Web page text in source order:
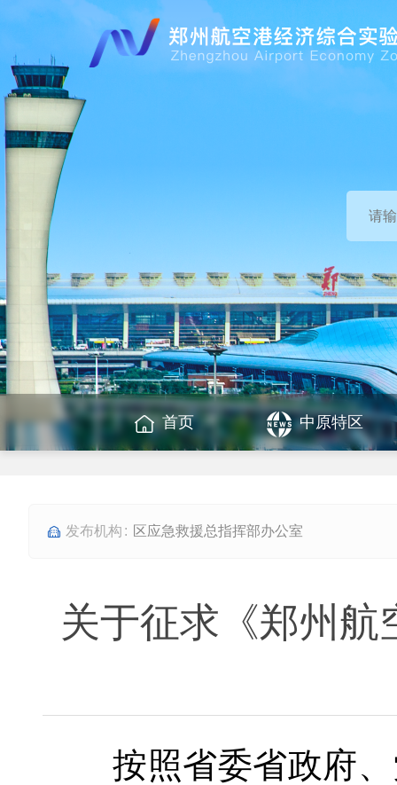
首页 中原特区
区应急救援总指挥部办公室
关于征求《郑州
按照省委省政府、